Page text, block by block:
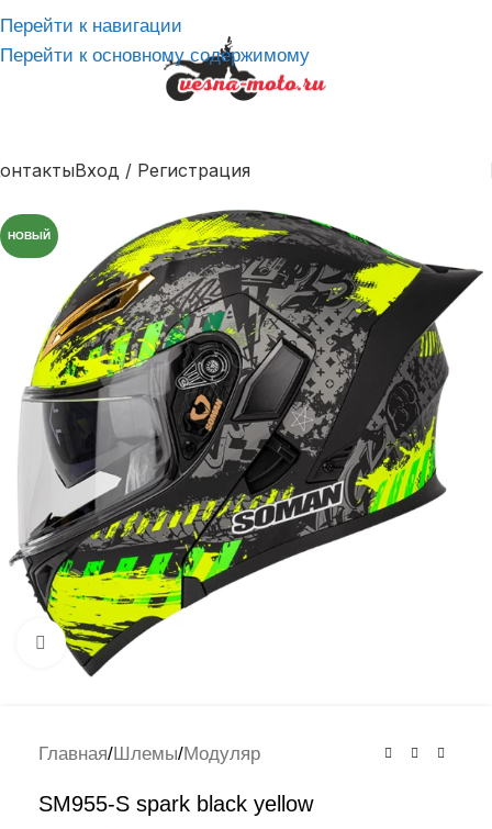
Перейти к навигации
Перейти к основному содержимому
Вход / Регистрация
НОВЫЙ
Нажмите, чтобы увеличить
Главная/Шлемы/Модуляр
SM955-S spark black yellow